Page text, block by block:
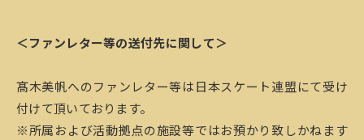
＜ファンレター等の送付先に関して＞
髙木美帆へのファンレター等は日本スケート連盟にて受け
付けて頂いております。
※所属および活動拠点の施設等ではお預かり致しかねます